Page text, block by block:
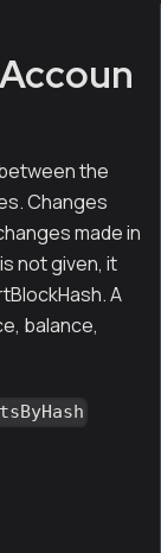
the
Changes
made in
not given, it
A
balance,